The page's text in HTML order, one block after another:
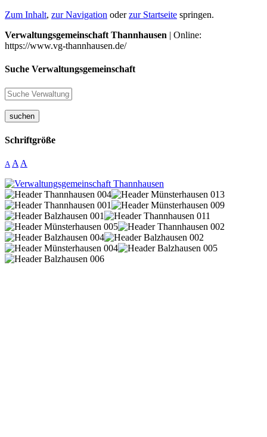
Zum Inhalt, zur Navigation oderzur Startseite springen.
Verwaltungsgemeinschaft Thannhausen | Online:
https://www.vg-thannhausen.de/
Suche Verwaltungsgemeinschaft
suchen
Schriftgröße
A A A